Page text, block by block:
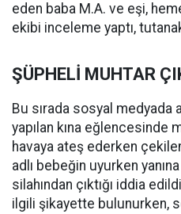
eden baba M.A. ve eşi,
ekibi inceleme yaptı,
ŞÜPHELİ MUHTAR
Bu sırada sosyal medyada
yapılan kına eğlencesinde
havaya ateş ederken
adlı bebeğin uyurken
silahından çıktığı iddia
ilgili şikayette bulunurken,